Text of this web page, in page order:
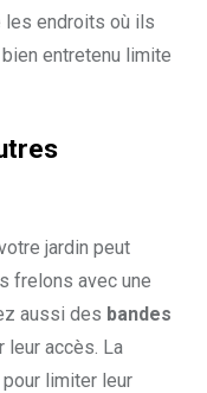
les endroits où ils
entretenu limite
jardin peut
frelons avec une
aussi des bandes
leur accès. La
limiter leur